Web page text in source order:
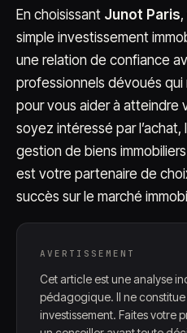
En choisissant Junot Paris
simple investissement
une relation de confiance
professionnels dévoués
pour vous aider à atteindre
soyez intéressé par
gestion de biens immobiliers
est votre partenaire de
succès sur le marché
AVERTISSEMENT
Cet article est une analyse
pédagogique. Il ne constitue
investissement. Faites votre